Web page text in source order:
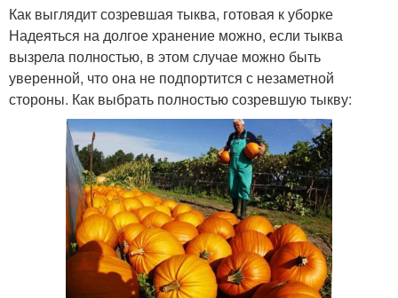
Как выглядит созревшая тыква, готовая к уборке
Надеяться на долгое хранение можно, если тыква
вызрела полностью, в этом случае можно быть
уверенной, что она не подпортится с незаметной
стороны. Как выбрать полностью созревшую тыкву: